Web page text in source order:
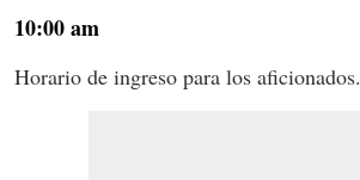
10:00 am
Horario de ingreso para los aficionados.